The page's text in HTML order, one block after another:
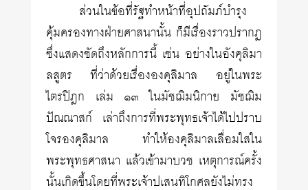
ส่วนในข้อที่รัฐทำหน้าที่อุปถัมภ์บำรุง
คุ้มครองทางฝ่ายศาสนานั้น ก็มีเรื่องราวปรากฏ
ซึ่งแสดงชัดถึงหลักการนี้ เช่น อย่างในอังคุลิมา
ลสูตร ที่ว่าด้วยเรื่ององคุลิมาล อยู่ในพระ
ไตรปิฎก เล่ม ๑๓ ในมัชฌิมนิกาย มัชฌิม
ปัณณาสก์ เล่าถึงการที่พระพุทธเจ้าได้ไปปราบ
โจรองคุลิมาล ทำให้องคุลิมาลเลื่อมใสใน
พระพุทธศาสนา แล้วเข้ามาบวช เหตุการณ์ครั้ง
นั้นเกิดขึ้นโดยที่พระเจ้าปเสนทิโกศลยังไม่ทรง